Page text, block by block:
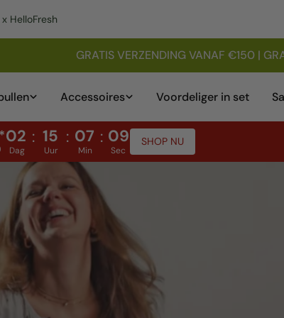
HelloFresh
GRATIS VERZENDING VANAF €150 |
Accessoires Voordeliger in set
02 : 15 : 07 : 07
Dag Uur Min Sec
SHOP NU